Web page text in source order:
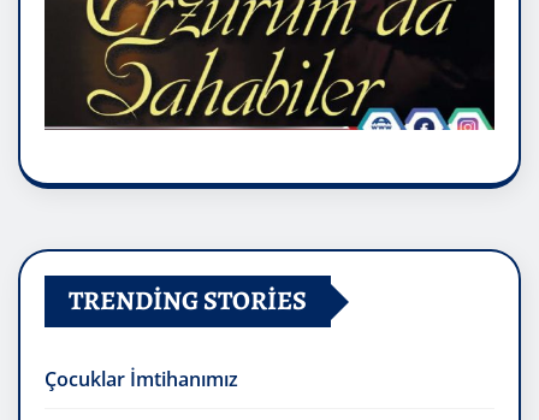
TRENDING STORIES
Çocuklar İmtihanımız